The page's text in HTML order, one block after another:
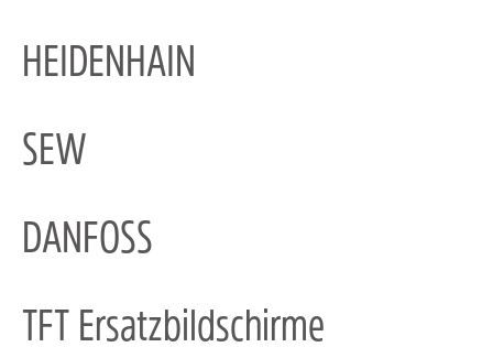
HEIDENHAIN
SEW
DANFOSS
TFT Ersatzbildschirme